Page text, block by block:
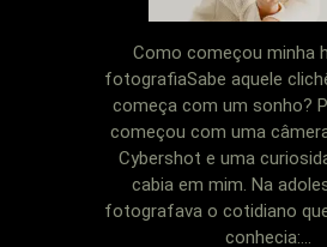
Como começou minha
fotografiaSabe aquele
começa com um sonho?
começou com uma
Cybershot e uma
cabia em mim. Na
fotografava o cotidiano
conhecia:...